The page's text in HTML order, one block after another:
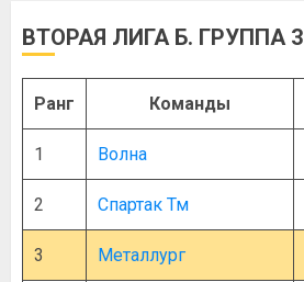
ВТОРАЯ ЛИГА Б. ГРУППА 3
Ранг Команды
1 Волна
2 Спартак Тм
3 Металлург